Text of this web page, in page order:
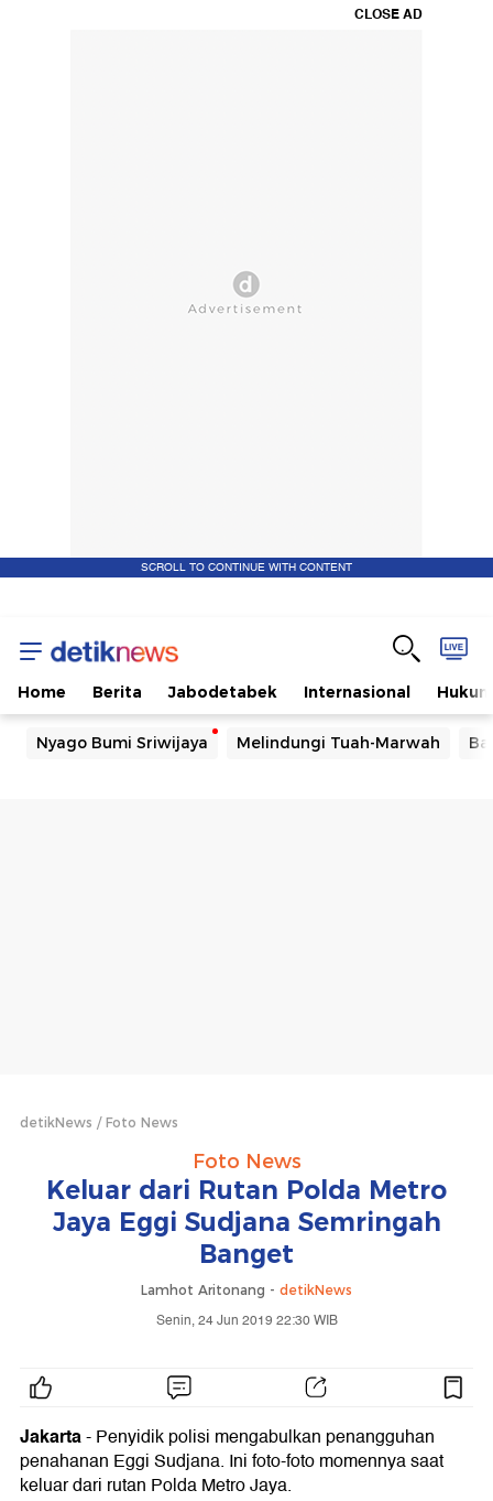
CLOSE AD
SCROLL TO CONTINUE WITH CONTENT
Home Berita Jabodetabek Internasional Hukum
Nyago Bumi Sriwijaya Melindungi Tuah-Marwah
detikNews Foto News
Foto News
Keluar dari Rutan Polda Metro
Jaya Eggi Sudjana Semringah
Banget
Lamhot Aritonang - detikNews
Senin, 24 Jun 2019 22:30 WIB
Jakarta- Penyidik polisi mengabulkan penangguhan
penahanan Eggi Sudjana. Ini foto-foto momennya saat
keluar dari rutan Polda Metro Jaya.